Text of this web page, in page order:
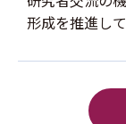
形成を推進して